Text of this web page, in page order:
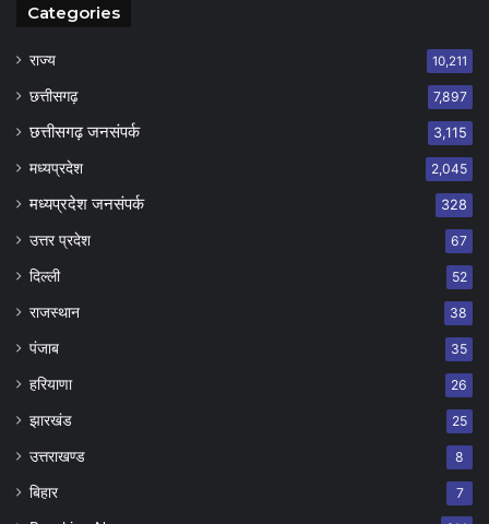
Categories
राज्य 10,211
छत्तीसगढ़ 7,897
छत्तीसगढ़ जनसंपर्क 3,115
मध्यप्रदेश 2,045
मध्यप्रदेश जनसंपर्क 328
उत्तर प्रदेश 67
दिल्ली 52
राजस्थान 38
पंजाब 35
हरियाणा 26
झारखंड 25
उत्तराखण्ड 8
बिहार 7